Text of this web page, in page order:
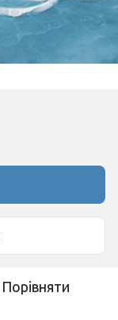
Порівняти